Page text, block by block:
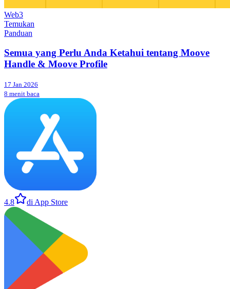
Web3
Temukan
Panduan
Semua yang Perlu Anda Ketahui tentang Moove
Handle & Moove Profile
17 Jan 2026
8 menit baca
4.8 di App Store